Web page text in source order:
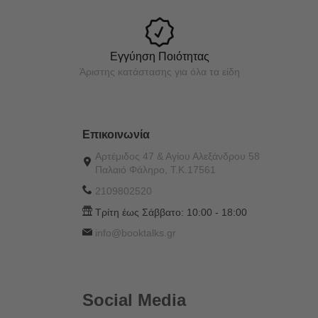
Εγγύηση Ποιότητας
Άριστης κατάστασης για όλα τα είδη
Επικοινωνία
Αρτέμιδος 47 & Αγίου Αλεξάνδρου 58
Παλαιό Φάληρο, Τ.Κ.17561
2109802520
Τρίτη έως Σάββατο: 10:00 - 18:00
info@booktalks.gr
Social Media